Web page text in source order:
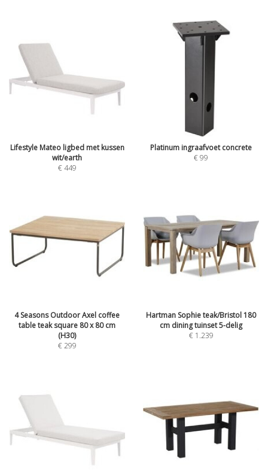
Lifestyle Mateo ligbed met kussen
wit/earth
€449
Platinum ingraafvoet concrete
€99
4 Seasons Outdoor Axel coffee
table teak square 80 x 80 cm
(H30)
€299
Hartman Sophie teak/Bristol 180
cm dining tuinset 5-delig
€ 1.239